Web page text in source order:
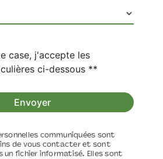
case, j'accepte les
ci-dessous **
Envoyer
communiquées sont
de vous contacter et sont
un fichier informatisé. Elles sont